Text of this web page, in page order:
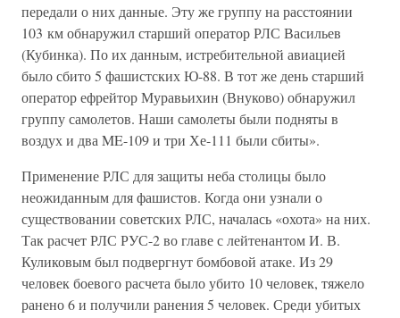
передали о них данные. Эту же группу на расстоянии
103 км обнаружил старший оператор РЛС Васильев
(Кубинка). По их данным, истребительной авиацией
было сбито 5 фашистских Ю-88. В тот же день старший
оператор ефрейтор Муравьихин (Внуково) обнаружил
группу самолетов. Наши самолеты были подняты в
воздух и два ME-109 и три Хе-111 были сбиты».
Применение РЛС для защиты неба столицы было
неожиданным для фашистов. Когда они узнали о
существовании советских РЛС, началась «охота» на них.
Так расчет РЛС РУС-2 во главе с лейтенантом И. В.
Куликовым был подвергнут бомбовой атаке. Из 29
человек боевого расчета было убито 10 человек, тяжело
ранено 6 и получили ранения 5 человек. Среди убитых